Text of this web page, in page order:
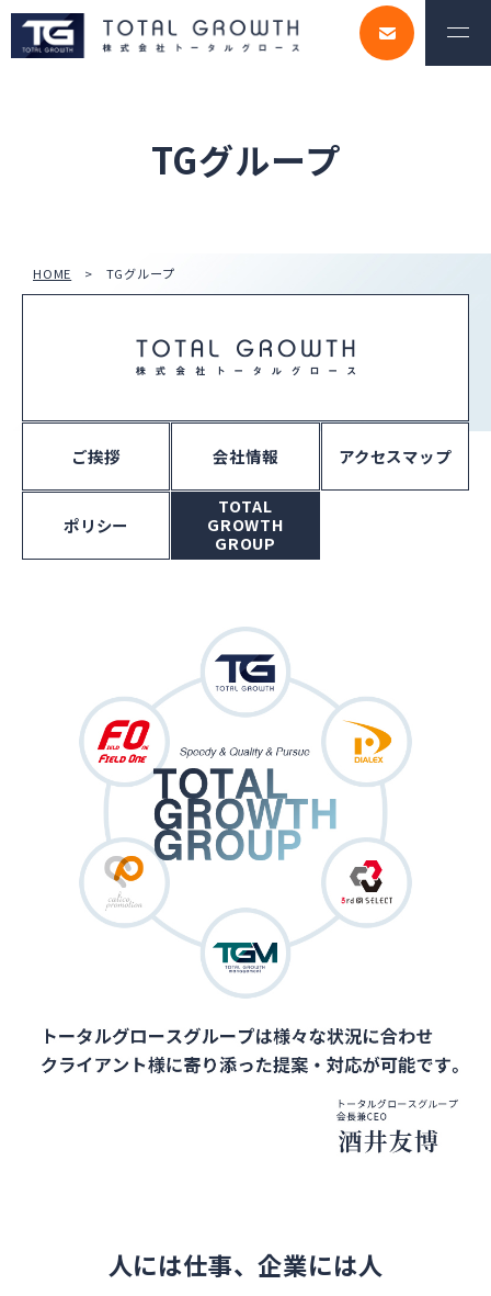
TGグループ
HOME TGグループ
ご挨拶 会社情報 アクセスマップ
ポリシー
TOTAL
GROWTH
GROUP
人には仕事、企業には人